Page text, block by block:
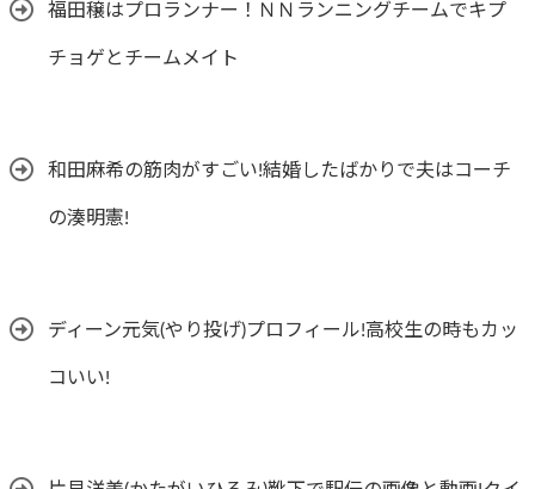
福田穣はプロランナー！ＮＮランニングチームでキプ
チョゲとチームメイト
和田麻希の筋肉がすごい!結婚したばかりで夫はコーチ
の湊明憲!
ディーン元気(やり投げ)プロフィール!高校生の時もカッ
コいい!